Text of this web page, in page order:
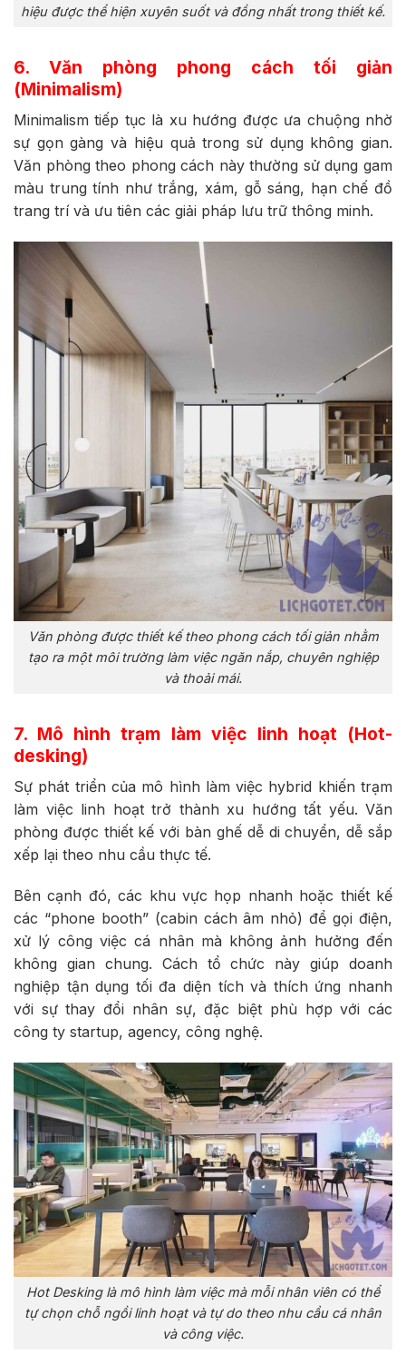
hiệu được thể hiện xuyên suốt và đồng nhất trong thiết kế.
6. Văn phòng phong cách tối giản
(Minimalism)
Minimalism tiếp tục là xu hướng được ưa chuộng nhờ
sự gọn gàng và hiệu quả trong sử dụng không gian.
Văn phòng theo phong cách này thường sử dụng gam
màu trung tính như trắng, xám, gỗ sáng, hạn chế đồ
trang trí và ưu tiên các giải pháp lưu trữ thông minh.
Văn phòng được thiết kế theo phong cách tối giản nhằm
tạo ra một môi trường làm việc ngăn nắp, chuyên nghiệp
và thoải mái.
7. Mô hình trạm làm việc linh hoạt (Hot-
desking)
Sự phát triển của mô hình làm việc hybrid khiến trạm
làm việc linh hoạt trở thành xu hướng tất yếu. Văn
phòng được thiết kế với bàn ghế dễ di chuyển, dễ sắp
xếp lại theo nhu cầu thực tế.
Bên cạnh đó, các khu vực họp nhanh hoặc thiết kế
các “phone booth” (cabin cách âm nhỏ) để gọi điện,
xử lý công việc cá nhân mà không ảnh hưởng đến
không gian chung. Cách tổ chức này giúp doanh
nghiệp tận dụng tối đa diện tích và thích ứng nhanh
với sự thay đổi nhân sự, đặc biệt phù hợp với các
công ty startup, agency, công nghệ.
Hot Desking là mô hình làm việc mà mỗi nhân viên có thể
tự chọn chỗ ngồi linh hoạt và tự do theo nhu cầu cá nhân
và công việc.